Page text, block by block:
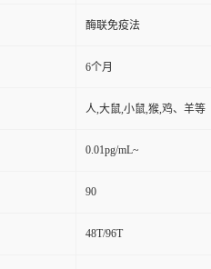
酶联免疫法
6个月
人,大鼠,小鼠,猴,鸡、羊等
0.01pg/mL~
90
48T/96T